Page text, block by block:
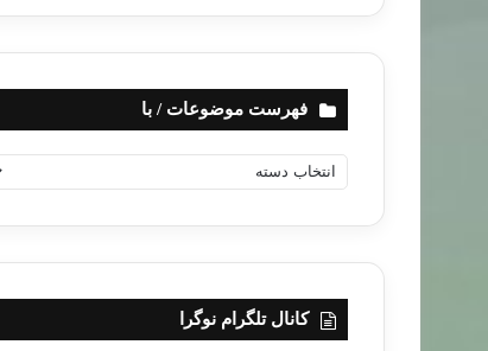
فهرست موضوعات / با
ه
ت
ض
کانال تلگرام نوگرا